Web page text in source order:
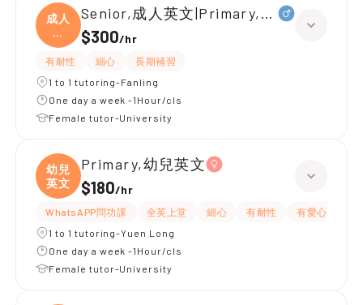
成人
英
文|
Senior,成人英文|Primary,日文、
$300/hr
有耐性 細心
長期補習
1 to 1 tutoring-Fanling
One day a week -1Hour/cls
Female tutor-University
幼兒
英文
Primary,幼兒英文
$180/hr
WhatsAPP問功課 全英上堂 細心 有耐性 有愛心
1 to 1 tutoring-Yuen Long
One day a week -1Hour/cls
Female tutor-University